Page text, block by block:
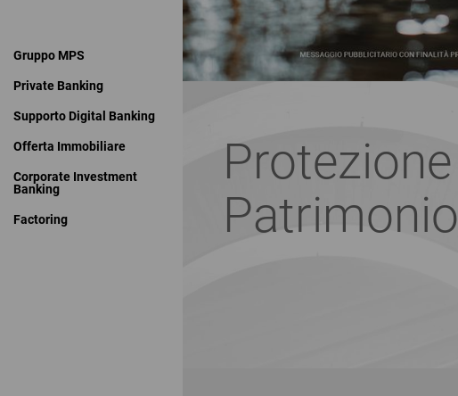
Gruppo MPS
Private Banking
Supporto Digital Banking
Offerta Immobiliare
Corporate Investment
Banking
Factoring
Protezione
Patrimonio